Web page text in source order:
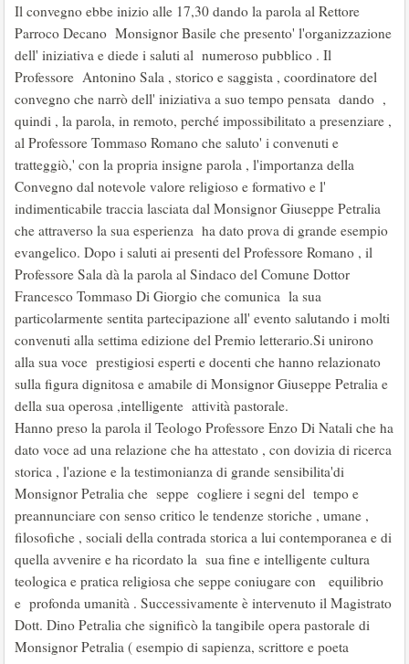
Il convegno ebbe inizio alle 17,30 dando la parola al Rettore
Parroco Decano Monsignor Basile che presento' l'organizzazione
dell' iniziativa e diede i saluti al numeroso pubblico . Il
Professore Antonino Sala , storico e saggista , coordinatore del
convegno che narrò dell' iniziativa a suo tempo pensata dando ,
quindi , la parola, in remoto, perché impossibilitato a presenziare ,
al Professore Tommaso Romano che saluto' i convenuti e
tratteggiò,' con la propria insigne parola , l'importanza della
Convegno dal notevole valore religioso e formativo e l'
indimenticabile traccia lasciata dal Monsignor Giuseppe Petralia
che attraverso la sua esperienza ha dato prova di grande esempio
evangelico. Dopo i saluti ai presenti del Professore Romano , il
Professore Sala dà la parola al Sindaco del Comune Dottor
Francesco Tommaso Di Giorgio che comunica la sua
particolarmente sentita partecipazione all' evento salutando i molti
convenuti alla settima edizione del Premio letterario.Si unirono
alla sua voce prestigiosi esperti e docenti che hanno relazionato
sulla figura dignitosa e amabile di Monsignor Giuseppe Petralia e
della sua operosa ,intelligente attività pastorale.
Hanno preso la parola il Teologo Professore Enzo Di Natali che ha
dato voce ad una relazione che ha attestato , con dovizia di ricerca
storica , l'azione e la testimonianza di grande sensibilita'di
Monsignor Petralia che seppe cogliere i segni del tempo e
preannunciare con senso critico le tendenze storiche , umane ,
filosofiche , sociali della contrada storica a lui contemporanea e di
quella avvenire e ha ricordato la sua fine e intelligente cultura
teologica e pratica religiosa che seppe coniugare con equilibrio
e profonda umanità . Successivamente è intervenuto il Magistrato
Dott. Dino Petralia che significò la tangibile opera pastorale di
Monsignor Petralia ( esempio di sapienza, scrittore e poeta